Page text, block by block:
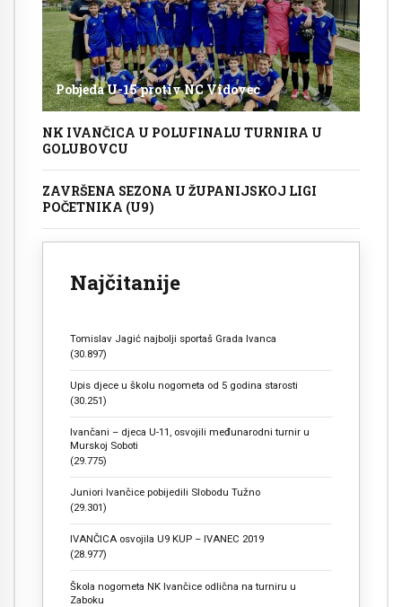
Pobjeda U-15 protiv NC Vidovec
NK IVANČICA U POLUFINALU TURNIRA U
GOLUBOVCU
ZAVRŠENA SEZONA U ŽUPANIJSKOJ LIGI
POČETNIKA (U9)
Najčitanije
Tomislav Jagić najbolji sportaš Grada Ivanca
(30.897)
Upis djece u školu nogometa od 5 godina starosti
(30.251)
Ivančani – djeca U-11, osvojili međunarodni turnir u
Murskoj Soboti
(29.775)
Juniori Ivančice pobijedili Slobodu Tužno
(29.301)
IVANČICA osvojila U9 KUP – IVANEC 2019
(28.977)
Škola nogometa NK Ivančice odlična na turniru u
Zaboku